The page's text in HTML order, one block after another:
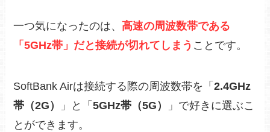
一つ気になったのは、高速の周波数帯である
「5GHz帯」だと接続が切れてしまう ことです。
SoftBank Airは接続する際の周波数帯を 「2.4GHz
帯（2G）
」と「5GHz帯（5G）
」で好きに選ぶこ
とができます。